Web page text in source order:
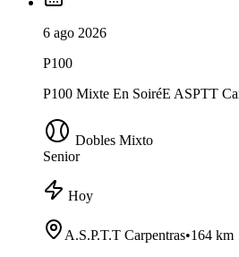
6 ago 2026
P100
P100 Mixte En SoiréE ASPTT
Dobles Mixto
Senior
Hoy
A.S.P.T.T Carpentras•164 km